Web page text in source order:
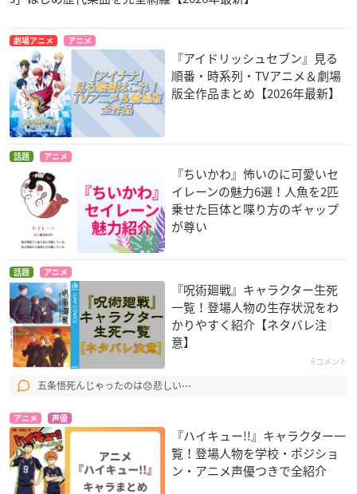
劇場アニメ アニメ
『アイドリッシュセブン』見る
順番・時系列・TVアニメ＆劇場
版全作品まとめ【2026年最新】
話題 アニメ
『ちいかわ』怖いのに可愛いセ
イレーンの魅力6選！人魚を2匹
乗せた巨体と喋り方のギャップ
が尊い
話題 アニメ
『呪術廻戦』キャラクター生死
一覧！登場人物の生存状況をわ
かりやすく紹介【ネタバレ注
意】
6コメント
五条悟死んじゃったのは😞悲しい⋯
アニメ 声優
『ハイキュー!!』キャラクター一
覧！登場人物を学校・ポジショ
ン・アニメ声優つきで全紹介